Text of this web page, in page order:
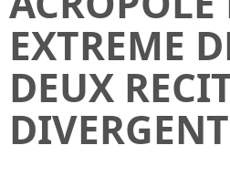
EXTREME
DEUX